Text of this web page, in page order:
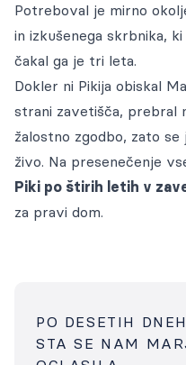
Potreboval je mirno
in izkušenega skrbnika,
čakal ga je tri leta.
Dokler ni Pikija obiskal
strani zavetišča, prebral
žalostno zgodbo, zato
živo. Na presenečenje
Piki po štirih letih v
za pravi dom.
PO DESETIH
STA SE NAM